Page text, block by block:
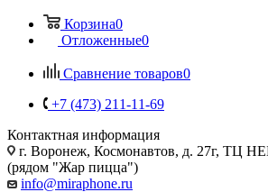
Корзина0
Отложенные0
Сравнение товаров0
+7 (473) 211-11-69
Контактная информация
г. Воронеж, Космонавтов, д. 27г, ТЦ
(рядом "Жар пицца")
info@miraphone.ru